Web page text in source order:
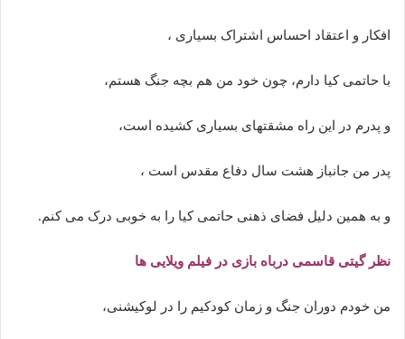
افکار و اعتقاد احساس اشتراک بسیاری ،
با حاتمی کیا دارم، چون خود من هم بچه جنگ هستم،
و پدرم در این راه مشقتهای بسیاری کشیده است،
پدر من جانباز هشت سال دفاع مقدس است ،
و به همین دلیل فضای ذهنی حاتمی کیا را به خوبی درک می کنم.
نظر گیتی قاسمی درباه بازی در فیلم ویلایی ها
من خودم دوران جنگ و زمان کودکیم را در لوکیشنی،